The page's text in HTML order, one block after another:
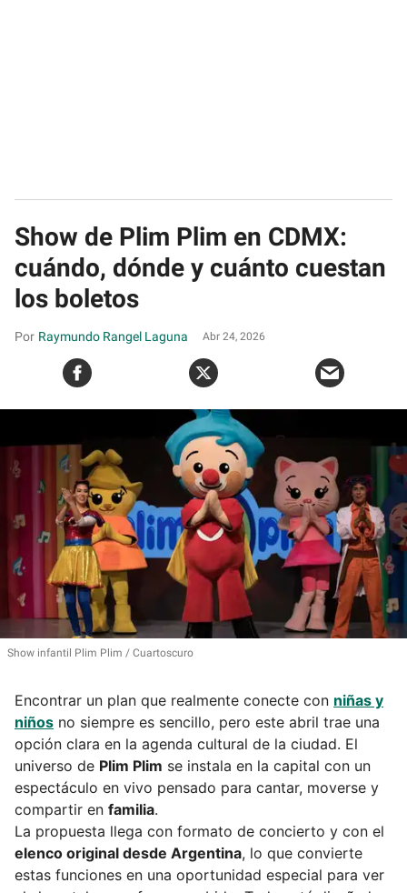
Show de Plim Plim en CDMX:
cuándo, dónde y cuánto cuestan
los boletos
Raymundo Rangel Laguna Abr 24, 2026
Show infantil Plim Plim Cuartoscuro
Encontrar un plan que realmente conecte con niñas y
niños no siempre es sencillo, pero este abril trae una
opción clara en la agenda cultural de la ciudad. El
universo de Plim Plim se instala en la capital con un
espectáculo en vivo pensado para cantar, moverse y
compartir en familia.
La propuesta llega con formato de concierto y con el
elenco original desde Argentina, lo que convierte
estas funciones en una oportunidad especial para ver